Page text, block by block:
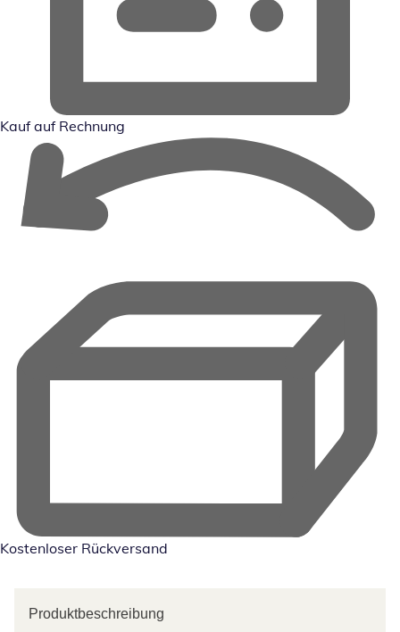
Kauf auf Rechnung
Kostenloser Rückversand
Produktbeschreibung